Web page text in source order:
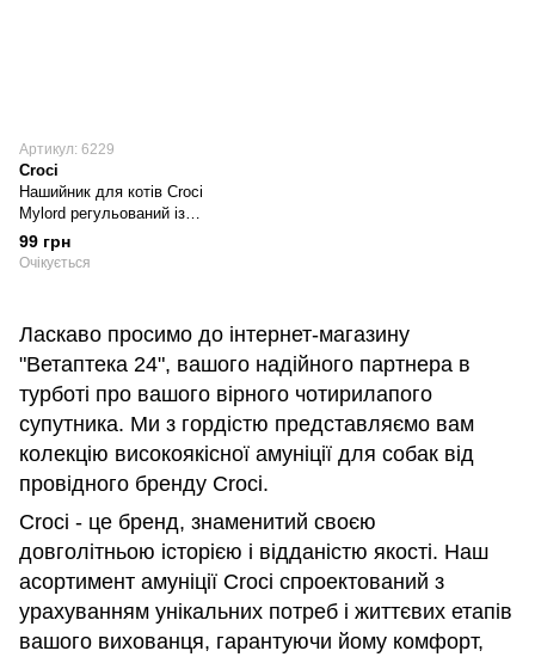
Ласкаво просимо до інтернет-магазину
"Ветаптека 24", вашого надійного партнера в
турботі про вашого вірного чотирилапого
супутника. Ми з гордістю представляємо вам
колекцію високоякісної амуніції для собак від
провідного бренду Croci.
Croci - це бренд, знаменитий своєю
довголітньою історією і відданістю якості. Наш
асортимент амуніції Croci спроектований з
урахуванням унікальних потреб і життєвих етапів
вашого вихованця, гарантуючи йому комфорт,
Артикул: 6229
Croci
Нашийник для котів Croci
Mylord регульований із
дзвіночком, шкірозамінник,
довжина 21-33 см ширина 1 см,
99 грн
Очікується